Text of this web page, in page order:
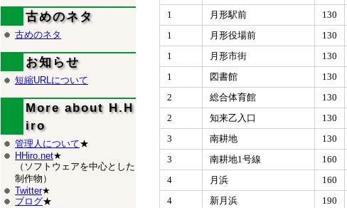
1
月形駅前
130
1
月形役場前
130
1
月形市街
130
1
図書館
130
2
総合体育館
130
2
知来乙入口 130
3
南耕地 130
3
南耕地1号線 160
4
月浜 160
4
新月浜 190
古めのネタ
古めのネタ
お知らせ
短縮URLについて
More about H.H
iro
管理人について★
HHiro.net★
（ソフトウェアを中心とした
制作物）
Twitter★
ブログ★